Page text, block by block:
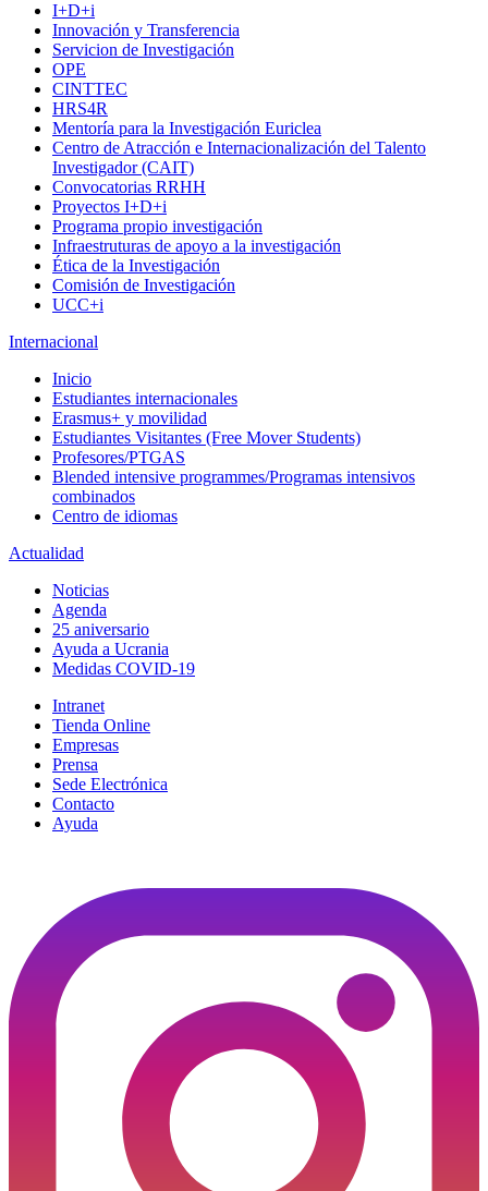
I+D+i
Innovación y Transferencia
Servicion de Investigación
OPE
CINTTEC
HRS4R
Mentoría para la Investigación Euriclea
Centro de Atracción e Internacionalización del Talento
Investigador (CAIT)
Convocatorias RRHH
Proyectos I+D+i
Programa propio investigación
Infraestruturas de apoyo a la investigación
Ética de la Investigación
Comisión de Investigación
UCC+i
Internacional
Inicio
Estudiantes internacionales
Erasmus+ y movilidad
Estudiantes Visitantes (Free Mover Students)
Profesores/PTGAS
Blended intensive programmes/Programas intensivos
combinados
Centro de idiomas
Actualidad
Noticias
Agenda
25 aniversario
Ayuda a Ucrania
Medidas COVID-19
Intranet
Tienda Online
Empresas
Prensa
Sede Electrónica
Contacto
Ayuda